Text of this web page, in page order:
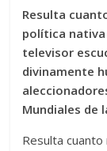
Resulta
política
televisor
divinamente
Mundiales de
Resulta